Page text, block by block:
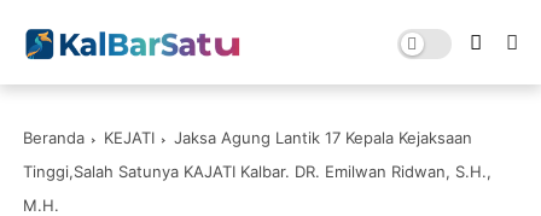
Beranda KEJATI
Jaksa Agung Lantik 17 Kepala Kejaksaan
Tinggi,Salah Satunya KAJATI Kalbar. DR. Emilwan Ridwan, S.H.,
M.Η.